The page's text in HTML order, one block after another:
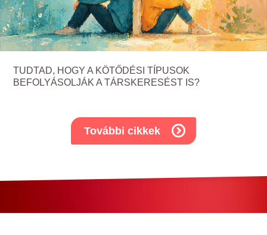
TUDTAD, HOGY A KÖTŐDÉSI TÍPUSOK
BEFOLYÁSOLJÁK A TÁRSKERESÉST IS?
További cikkek